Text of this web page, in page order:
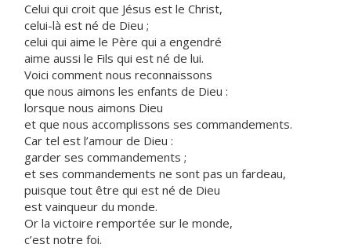
Celui qui croit que Jésus est le Christ,
celui-là est né de Dieu ;
celui qui aime le Père qui a engendré
aime aussi le Fils qui est né de lui.
Voici comment nous reconnaissons
que nous aimons les enfants de Dieu :
lorsque nous aimons Dieu
et que nous accomplissons ses commandements.
Car tel est l’amour de Dieu :
garder ses commandements ;
et ses commandements ne sont pas un fardeau,
puisque tout être qui est né de Dieu
est vainqueur du monde.
Or la victoire remportée sur le monde,
c’est notre foi.